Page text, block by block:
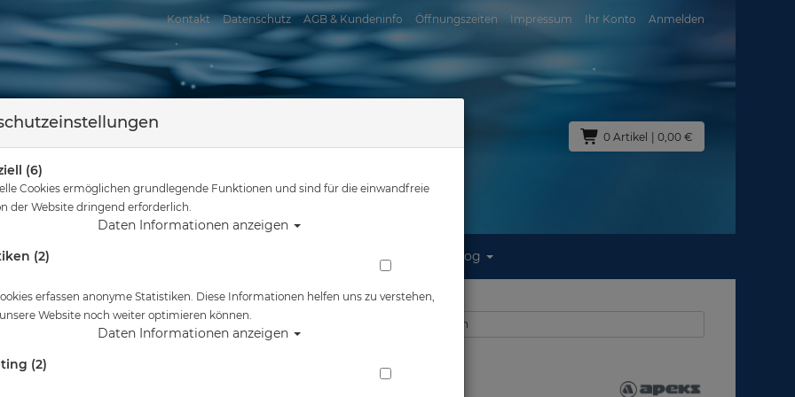
Kontakt Datenschutz AGB & Kundeninfo Öffnungszeiten Impressum Ihr Konto Anmelden
0 Artikel | 0,00 €
Reisen Blog
hier Tauchausrüstung Apeks Geräteflosse - RK3-HD Fin - Schwarz - Gr: XL
Alle Artikel zeigen aus: Geräteflossen
Apeks Geräteflosse - RK3-HD Fin - Schwarz - Gr: XL
(6)
Cookies ermöglichen grundlegende Funktionen und sind für die einwandfreie
der Website dringend erforderlich.
Daten Informationen anzeigen
(2)
erfassen anonyme Statistiken. Diese Informationen helfen uns zu verstehen,
Website noch weiter optimieren können.
Daten Informationen anzeigen
(2)